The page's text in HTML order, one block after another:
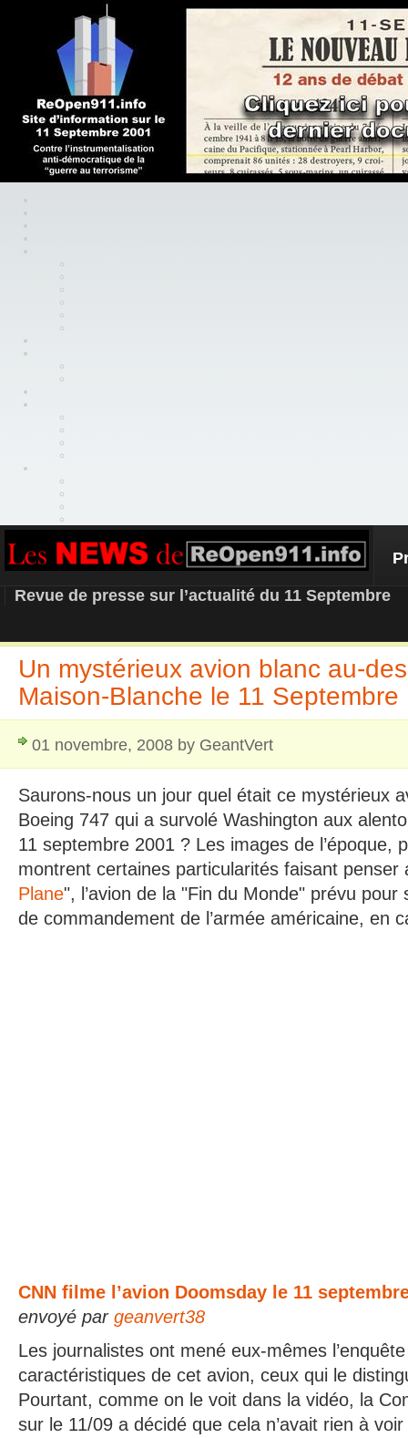
REOPEN911 – NEWS
Revue de presse sur l’actualité du 11 Septembre
Un mystérieux avion blanc au-
Maison-Blanche le 11 Septembre
01 novembre, 2008 by GeantVert
Saurons-nous un jour quel était ce mystérieux
Boeing 747 qui a survolé Washington aux
11 septembre 2001 ? Les images de l’époque,
montrent certaines particularités faisant penser
Plane", l’avion de la "Fin du Monde" prévu
de commandement de l’armée américaine, en
CNN filme l’avion Doomsday le 11
envoyé par geanvert38
Les journalistes ont mené eux-mêmes
caractéristiques de cet avion, ceux qui le
Pourtant, comme on le voit dans la vidéo, la
sur le 11/09 a décidé que cela n’avait rien à